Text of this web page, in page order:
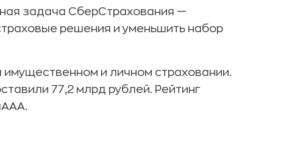
задача СберСтрахования —
решения и уменьшить набор
и личном страховании.
77,2 млрд рублей. Рейтинг